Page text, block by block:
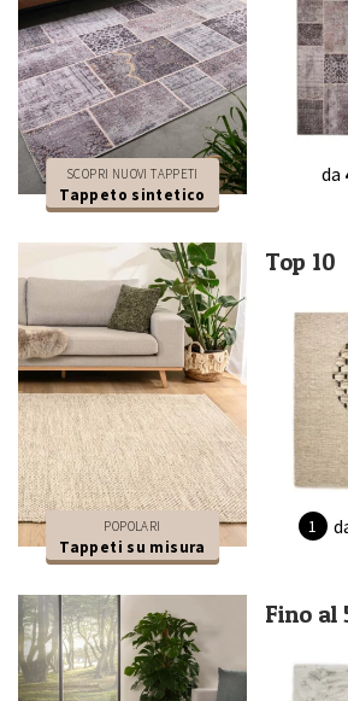
SCOPRI NUOVI TAPPETI
Tappeto sintetico
da
POPOLARI
Tappeti su misura
Top 10
Fino al